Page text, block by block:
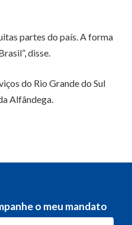
partes do país. A forma
disse.
do Rio Grande do Sul
Alfândega.
o meu mandato